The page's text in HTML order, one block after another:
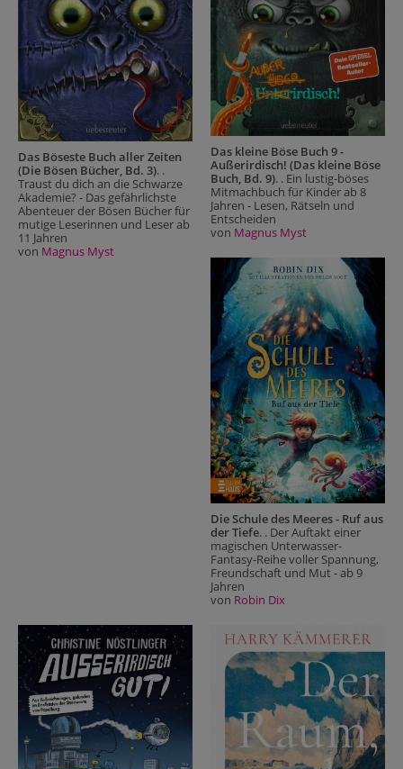
Das Böseste Buch aller Zeiten
(Die Bösen Bücher, Bd. 3). .
Traust du dich an die Schwarze
Akademie? - Das gefährlichste
Abenteuer der Bösen Bücher für
mutige Leserinnen und Leser ab
11 Jahren
von Magnus Myst
Das kleine Böse Buch 9 -
Außerirdisch! (Das kleine Böse
Buch, Bd. 9). . Ein lustig-böses
Mitmachbuch für Kinder ab 8
Jahren - Lesen, Rätseln und
Entscheiden
von Magnus Myst
Die Schule des Meeres - Ruf aus
der Tiefe. . Der Auftakt einer
magischen Unterwasser-
Fantasy-Reihe voller Spannung,
Freundschaft und Mut - ab 9
Jahren
von Robin Dix